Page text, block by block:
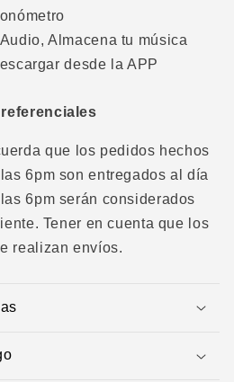
Almacena tu música
desde la APP
que los pedidos hechos
6pm son entregados al día
6pm serán considerados
Tener en cuenta que los
realizan envíos.